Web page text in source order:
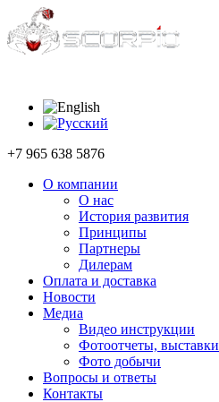
+7 965 638 5876
О компании
О нас
История развития
Принципы
Партнеры
Дилерам
Оплата и доставка
Новости
Медиа
Видео инструкции
Фотоотчеты, выставки
Фото добычи
Вопросы и ответы
Контакты